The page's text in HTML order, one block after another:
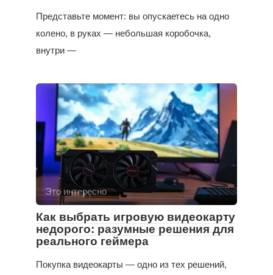
Представьте момент: вы опускаетесь на одно
колено, в руках — небольшая коробочка,
внутри —
Это интересно
Как выбрать игровую видеокарту
недорого: разумные решения для
реального геймера
Покупка видеокарты — одно из тех решений,